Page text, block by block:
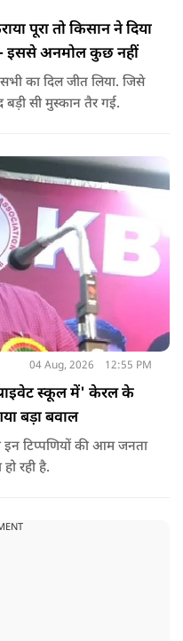
पूरा तो किसान ने दिया
इससे अनमोल कुछ नहीं
का दिल जीत लिया. जिसे
सी मुस्कान तैर गई.
04 Aug, 2026 12:55 PM
स्कूल में' केरल के
बड़ा बवाल
इन टिप्पणियों की आम जनता
रही है.